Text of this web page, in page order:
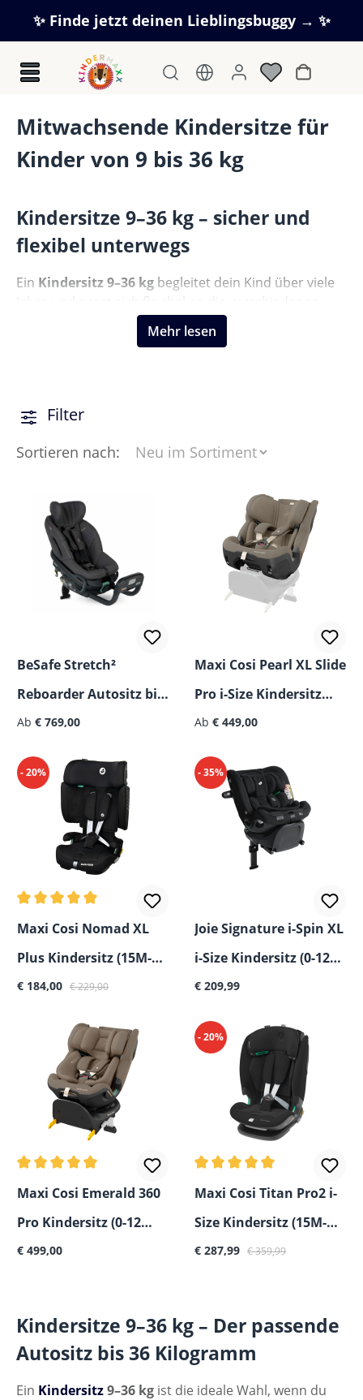
Zum Hauptinhalt springen
✨ Finde jetzt deinen Lieblingsbuggy → ✨
Mitwachsende Kindersitze für
Kinder von 9 bis 36 kg
Kindersitze 9–36 kg – sicher und
flexibel unterwegs
Ein Kindersitz 9–36 kg begleitet dein Kind über viele
Jahre und passt sich flexibel an die verschiedenen
Wachstumsphasen an. Bei Kindermaxx findest du
Autositze bis 36 Kilogramm
Kind.
Mehr lesen
Filter
Sortieren nach:
BeSafe Stretch²
Reboarder Autositz bis
36 kg
Ab € 769,00
Maxi Cosi Pearl XL Slide
Pro i-Size Kindersitz
(3M-12J)
Ab € 449,00
- 20%
Durchschnittliche Bewertung von 5 von 5 Sternen
Maxi Cosi Nomad XL
Plus Kindersitz (15M-
12J)
Verkaufspreis:
€ 184,00 Regulärer Preis:
€ 229,00
- 35%
Joie Signature i-Spin XL
i-Size Kindersitz (0-12
Jahre)
Regulärer Preis:
€ 209,99
Durchschnittliche Bewertung von 5 von 5 Sternen
Maxi Cosi Emerald 360
Pro Kindersitz (0-12
Jahre)
Regulärer Preis:
€ 499,00
- 20%
Durchschnittliche
Maxi Cosi Titan Pro2 i-
Size Kindersitz (15M-
12Y)
Verkaufspreis:
€ 287,99 Regulärer Preis:
€ 359,99
Kindersitze 9–36 kg – Der passende
Autositz bis 36 Kilogramm
Ein Kindersitz9–36 kg ist die ideale Wahl, wenn du